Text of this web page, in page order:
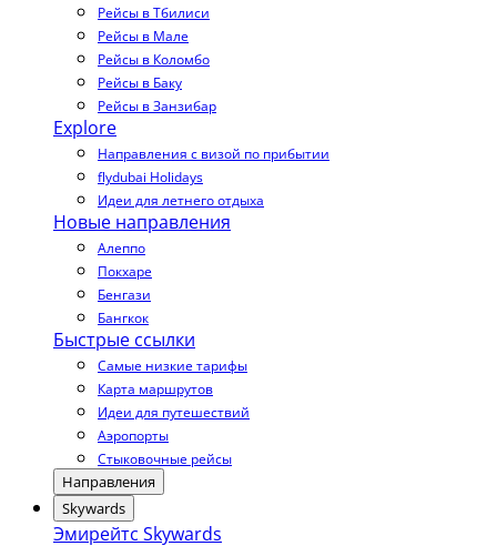
Рейсы в Тбилиси
Рейсы в Мале
Рейсы в Коломбо
Рейсы в Баку
Рейсы в Занзибар
Explore
Направления с визой по прибытии
flydubai Holidays
Идеи для летнего отдыха
Новые направления
Алеппо
Покхаре
Бенгази
Бангкок
Быстрые ссылки
Самые низкие тарифы
Карта маршрутов
Идеи для путешествий
Аэропорты
Стыковочные рейсы
Направления
Skywards
Эмирейтс Skywards